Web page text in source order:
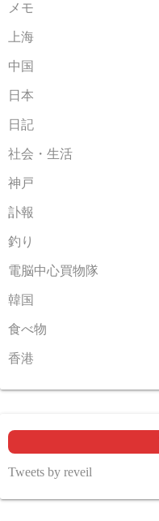
メモ
上海
中国
日本
日記
社会・生活
神戸
訃報
釣り
電脳中心買物隊
韓国
食べ物
香港
Tweets by reveil